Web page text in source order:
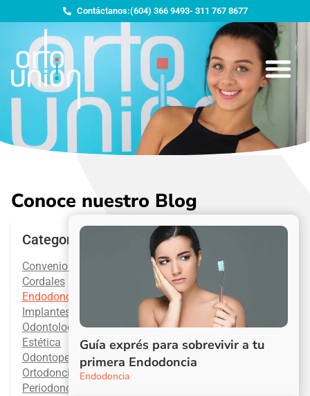
Contáctanos:(604) 366 9493- 311 767 8677
Conoce nuestro Blog
Categorías
Convenios
Cordales
Endodoncia
Implantes
Odontología
Estética
Odontopediatría
Ortodoncia
Periodoncia
Guía exprés para sobrevivir a tu
primera Endodoncia
Endodoncia